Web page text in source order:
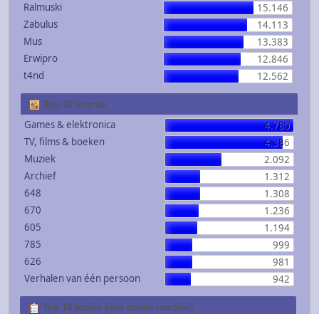
Ralmuski
15.146
Zabulus
14.113
Mus
13.383
Erwipro
12.846
t4nd
12.562
Top 10 boards
Games & elektronica
4.780
TV, films & boeken
4.386
Muziek
2.092
Archief
1.312
648
1.308
670
1.236
605
1.194
785
999
626
981
Verhalen van één persoon
942
Top 10 topics (qua aantal reacties)